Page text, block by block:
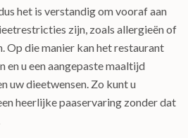
het is verstandig om vooraf aan
zijn, zoals allergieën of
Op die manier kan het restaurant
en u een aangepaste maaltijd
uw dieetwensen. Zo kunt u
heerlijke paaservaring zonder dat